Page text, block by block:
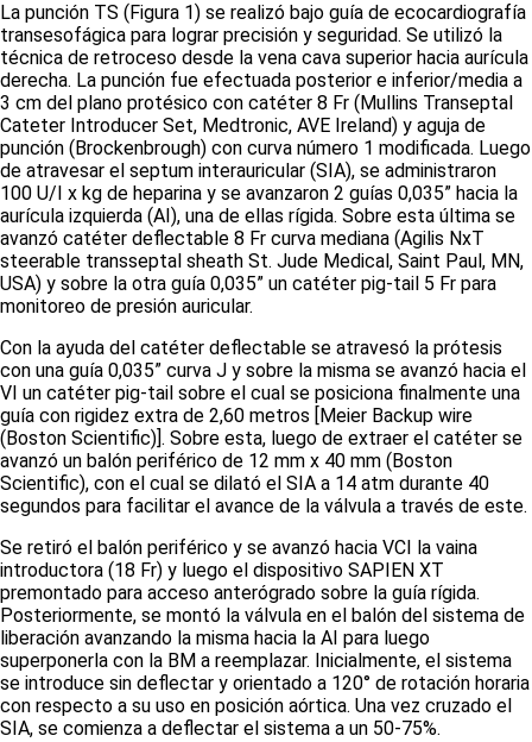
La punción TS (Figura 1) se realizó bajo guía de ecocardiografía
transesofágica para lograr precisión y seguridad. Se utilizó la
técnica de retroceso desde la vena cava superior hacia aurícula
derecha. La punción fue efectuada posterior e inferior/media a
3 cm del plano protésico con catéter 8 Fr (Mullins Transeptal
Cateter Introducer Set, Medtronic, AVE Ireland) y aguja de
punción (Brockenbrough) con curva número 1 modificada. Luego
de atravesar el septum interauricular (SIA), se administraron
100 U/I x kg de heparina y se avanzaron 2 guías 0,035” hacia la
aurícula izquierda (AI), una de ellas rígida. Sobre esta última se
avanzó catéter deflectable 8 Fr curva mediana (Agilis NxT
steerable transseptal sheath St. Jude Medical, Saint Paul, MN,
USA) y sobre la otra guía 0,035” un catéter pig-tail 5 Fr para
monitoreo de presión auricular.
Con la ayuda del catéter deflectable se atravesó la prótesis
con una guía 0,035” curva J y sobre la misma se avanzó hacia el
VI un catéter pig-tail sobre el cual se posiciona finalmente una
guía con rigidez extra de 2,60 metros [Meier Backup wire
(Boston Scientific)]. Sobre esta, luego de extraer el catéter se
avanzó un balón periférico de 12 mm x 40 mm (Boston
Scientific), con el cual se dilató el SIA a 14 atm durante 40
segundos para facilitar el avance de la válvula a través de este.
Se retiró el balón periférico y se avanzó hacia VCI la vaina
introductora (18 Fr) y luego el dispositivo SAPIEN XT
premontado para acceso anterógrado sobre la guía rígida.
Posteriormente, se montó la válvula en el balón del sistema de
liberación avanzando la misma hacia la AI para luego
superponerla con la BM a reemplazar. Inicialmente, el sistema
se introduce sin deflectar y orientado a 120° de rotación horaria
con respecto a su uso en posición aórtica. Una vez cruzado el
SIA, se comienza a deflectar el sistema a un 50-75%.